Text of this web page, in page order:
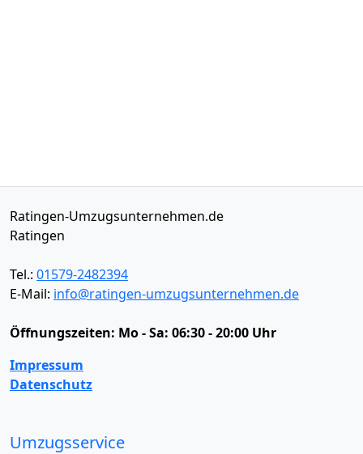
Ratingen-Umzugsunternehmen.de
Ratingen
Tel.: 01579-2482394
E-Mail: info@ratingen-umzugsunternehmen.de
Öffnungszeiten: Mo - Sa: 06:30 - 20:00 Uhr
Impressum
Datenschutz
Umzugsservice